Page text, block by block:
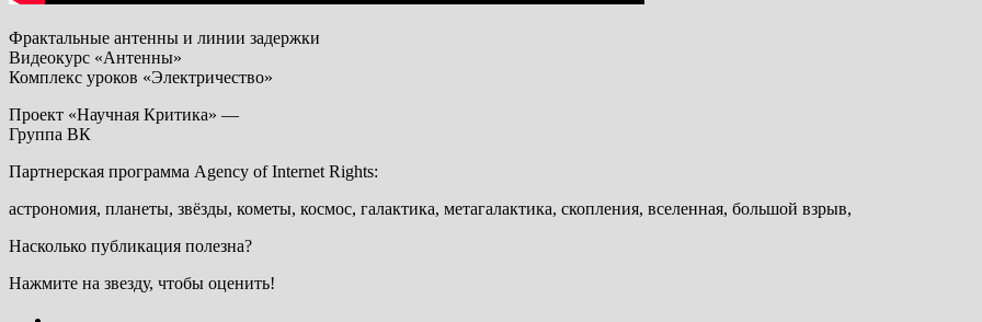
Фрактальные антенны и линии задержки
Видеокурс «Антенны»
Комплекс уроков «Электричество»
Проект «Научная Критика» —
Группа ВК
Партнерская программа Agency of Internet Rights:
астрономия, планеты, звёзды, кометы, космос, галактика, метагалактика, скопления, вселенная, большой взрыв,
Насколько публикация полезна?
Нажмите на звезду, чтобы оценить!